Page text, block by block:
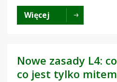
Więcej
Nowe zasady L4:
co jest tylko